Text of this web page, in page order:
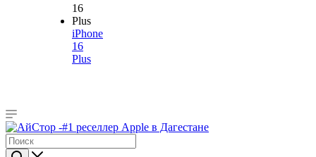
iPhone
16
Plus